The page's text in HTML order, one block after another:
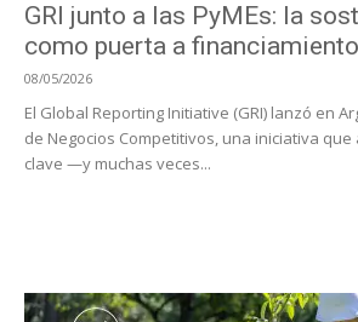
GRI junto a las PyMEs: la
como puerta a
08/05/2026
El Global Reporting Initiative (GRI) lanzó en
de Negocios Competitivos, una iniciativa
clave —y muchas veces...